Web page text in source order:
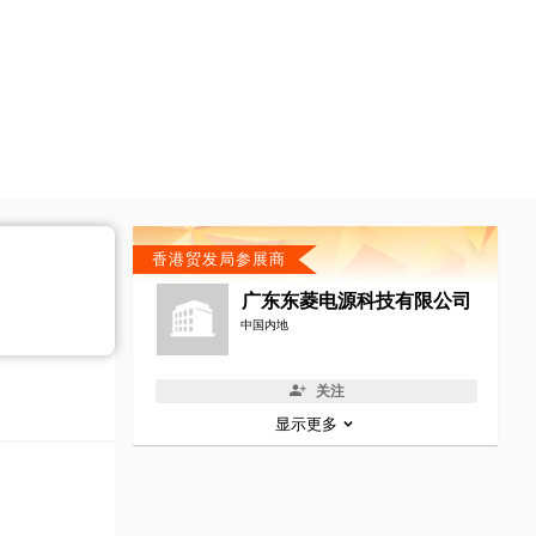
香港贸发局参展商
广东东菱电源科技有限公司
中国内地
关注
显示更多